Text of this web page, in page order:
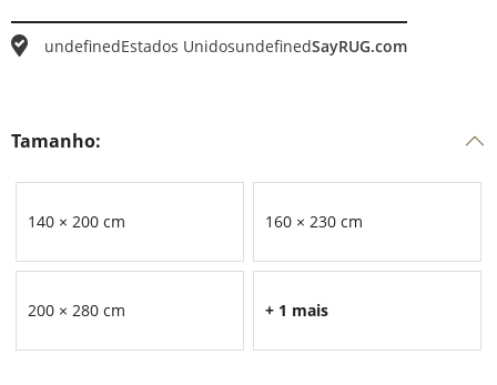
undefinedEstados UnidosundefinedSayRUG.com
Tamanho:
140 × 200 cm 160 × 230 cm
200 × 280 cm + 1 mais